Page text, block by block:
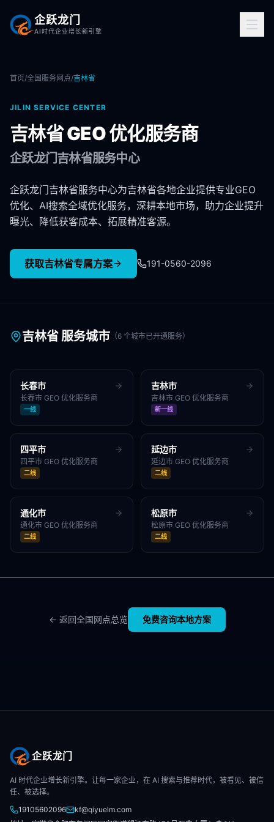
企跃龙门
AI时代企业增长新引擎
首页/全国服务网点/吉林省
JILIN SERVICE CENTER
吉林省GEO 优化服务商
企跃龙门吉林省服务中心
企跃龙门吉林省服务中心为吉林省各地企业提供专业GEO
优化、AI搜索全域优化服务，深耕本地市场，助力企业提升
曝光、降低获客成本、拓展精准客源。
获取吉林省专属方案 191-0560-2096
吉林省服务城市 （6 个城市已开通服务）
长春市
长春市 GEO 优化服务商
一线
吉林市
吉林市 GEO 优化服务商
新一线
四平市
四平市 GEO 优化服务商
二线
延边市
延边市 GEO 优化服务商
二线
通化市
通化市 GEO 优化服务商
二线
松原市
松原市 GEO 优化服务商
二线
← 返回全国网点总览 免费咨询本地方案
企跃龙门
AI 时代企业增长新引擎。让每一家企业，在 AI 搜索与推荐时代，被看见、被信
任、被选择。
19105602096
kf@qiyuelm.com